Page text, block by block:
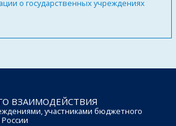
о государственных учреждениях
ВЗАИМОДЕЙСТВИЯ
участниками бюджетного